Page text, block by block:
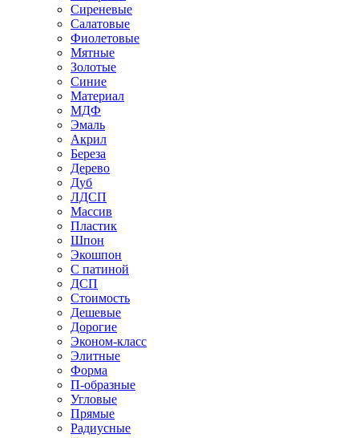
Сиреневые
Салатовые
Фиолетовые
Мятные
Золотые
Синие
Материал
МДФ
Эмаль
Акрил
Береза
Дерево
Дуб
ЛДСП
Массив
Пластик
Шпон
Экошпон
С патиной
ДСП
Стоимость
Дешевые
Дорогие
Эконом-класс
Элитные
Форма
П-образные
Угловые
Прямые
Радиусные